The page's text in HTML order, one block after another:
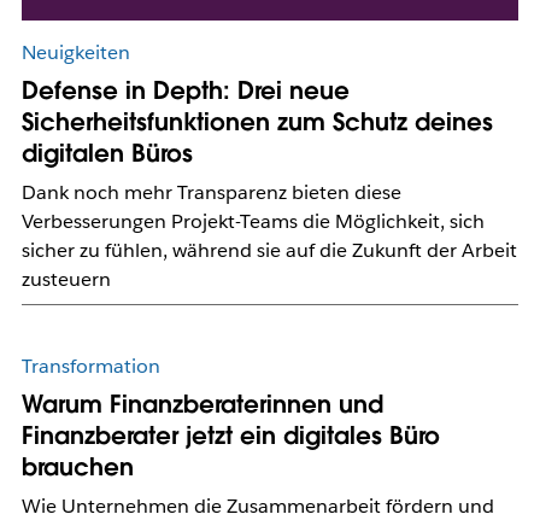
Neuigkeiten
Defense in Depth: Drei neue
Sicherheitsfunktionen zum Schutz deines
digitalen Büros
Dank noch mehr Transparenz bieten diese
Verbesserungen Projekt-Teams die Möglichkeit, sich
sicher zu fühlen, während sie auf die Zukunft der Arbeit
zusteuern
Transformation
Warum Finanzberaterinnen und
Finanzberater jetzt ein digitales Büro
brauchen
Wie Unternehmen die Zusammenarbeit fördern und